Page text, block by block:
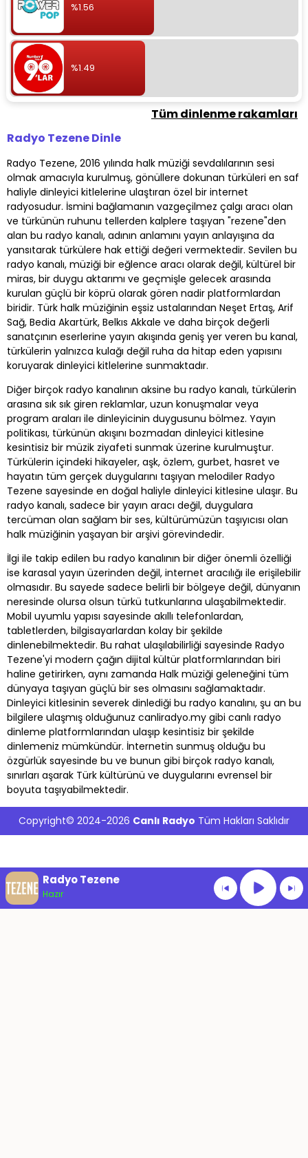
%1.56
%1.49
Tüm dinlenme rakamları
Radyo Tezene Dinle
Radyo Tezene, 2016 yılında halk müziği sevdalılarının sesi
olmak amacıyla kurulmuş, gönüllere dokunan türküleri en saf
haliyle dinleyici kitlelerine ulaştıran özel bir internet
radyosudur. İsmini bağlamanın vazgeçilmez çalgı aracı olan
ve türkünün ruhunu tellerden kalplere taşıyan "rezene"den
alan bu radyo kanalı, adının anlamını yayın anlayışına da
yansıtarak türkülere hak ettiği değeri vermektedir. Sevilen bu
radyo kanalı, müziği bir eğlence aracı olarak değil, kültürel bir
miras, bir duygu aktarımı ve geçmişle gelecek arasında
kurulan güçlü bir köprü olarak gören nadir platformlardan
biridir. Türk halk müziğinin eşsiz ustalarından Neşet Ertaş, Arif
Sağ, Bedia Akartürk, Belkıs Akkale ve daha birçok değerli
sanatçının eserlerine yayın akışında geniş yer veren bu kanal,
türkülerin yalnızca kulağı değil ruha da hitap eden yapısını
koruyarak dinleyici kitlelerine sunmaktadır.
Diğer birçok radyo kanalının aksine bu radyo kanalı, türkülerin
arasına sık sık giren reklamlar, uzun konuşmalar veya
program araları ile dinleyicinin duygusunu bölmez. Yayın
politikası, türkünün akışını bozmadan dinleyici kitlesine
kesintisiz bir müzik ziyafeti sunmak üzerine kurulmuştur.
Türkülerin içindeki hikayeler, aşk, özlem, gurbet, hasret ve
hayatın tüm gerçek duygularını taşıyan melodiler Radyo
Tezene sayesinde en doğal haliyle dinleyici kitlesine ulaşır. Bu
radyo kanalı, sadece bir yayın aracı değil, duygulara
tercüman olan sağlam bir ses, kültürümüzün taşıyıcısı olan
halk müziğinin yaşayan bir arşivi görevindedir.
İlgi ile takip edilen bu radyo kanalının bir diğer önemli özelliği
ise karasal yayın üzerinden değil, internet aracılığı ile erişilebilir
olmasıdır. Bu sayede sadece belirli bir bölgeye değil, dünyanın
neresinde olursa olsun türkü tutkunlarına ulaşabilmektedir.
Mobil uyumlu yapısı sayesinde akıllı telefonlardan,
tabletlerden, bilgisayarlardan kolay bir şekilde
dinlenebilmektedir. Bu rahat ulaşılabilirliği sayesinde Radyo
Tezene'yi modern çağın dijital kültür platformlarından biri
haline getirirken, aynı zamanda Halk müziği geleneğini tüm
dünyaya taşıyan güçlü bir ses olmasını sağlamaktadır.
Dinleyici kitlesinin severek dinlediği bu radyo kanalını, şu an bu
bilgilere ulaşmış olduğunuz canliradyo.my gibi canlı radyo
dinleme platformlarından ulaşıp kesintisiz bir şekilde
dinlemeniz mümkündür. İnternetin sunmuş olduğu bu
özgürlük sayesinde bu ve bunun gibi birçok radyo kanalı,
sınırları aşarak Türk kültürünü ve duygularını evrensel bir
boyuta taşıyabilmektedir.
Copyright© 2024-2026 Canlı Radyo Tüm Hakları Saklıdır